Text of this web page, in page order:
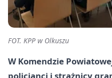
FOT. KPP w Olkuszu
W Komendzie